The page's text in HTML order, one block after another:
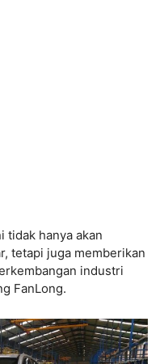
tidak hanya akan
tetapi juga memberikan
industri
FanLong.